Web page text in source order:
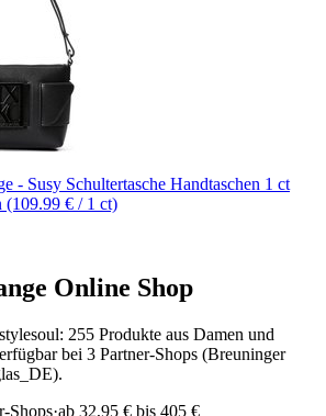
- Susy Schultertasche Handtaschen 1 ct
(109.99 € / 1 ct)
Online Shop
255 Produkte aus Damen und
bei 3 Partner-Shops (Breuninger
Shops·ab 32,95 € bis 405 €